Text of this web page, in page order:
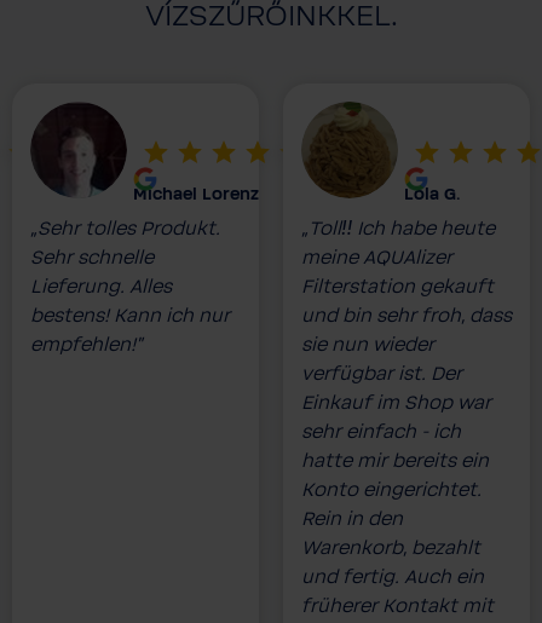
VÍZSZŰRŐINKKEL.
Michael Lorenz
„Sehr tolles Produkt.
Sehr schnelle
Lieferung. Alles
bestens! Kann ich nur
empfehlen!”
Lola G.
„Toll‼️ Ich habe heute
meine AQUAlizer
Filterstation gekauft
und bin sehr froh, dass
sie nun wieder
verfügbar ist. Der
Einkauf im Shop war
sehr einfach - ich
hatte mir bereits ein
Konto eingerichtet.
Rein in den
Warenkorb, bezahlt
und fertig. Auch ein
früherer Kontakt mit